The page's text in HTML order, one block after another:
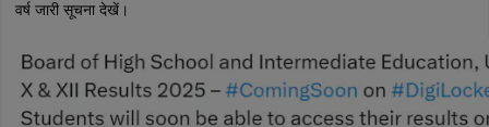
वर्ष जारी सूचना देखें।